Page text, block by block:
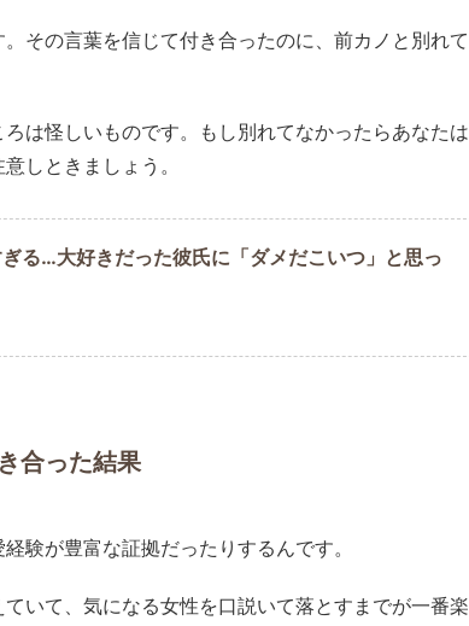
その言葉を信じて付き合ったのに、前カノと別れて
は怪しいものです。もし別れてなかったらあなたは
しときましょう。
る…大好きだった彼氏に「ダメだこいつ」と思っ
合った結果
験が豊富な証拠だったりするんです。
いて、気になる女性を口説いて落とすまでが一番楽